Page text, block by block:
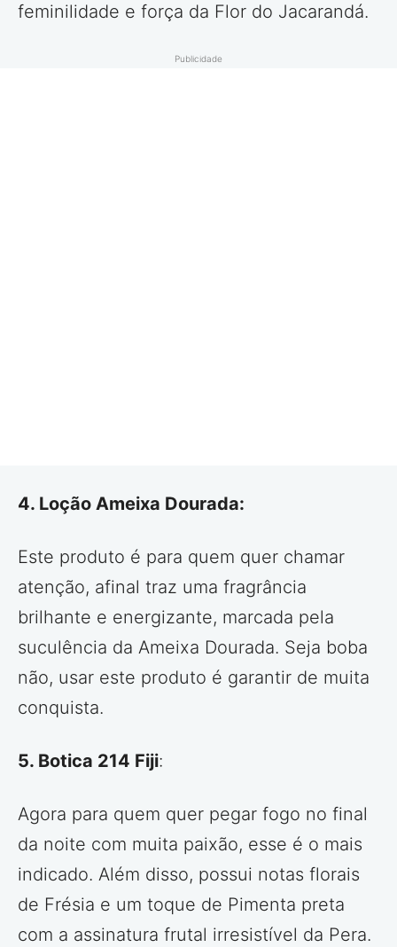
feminilidade e força da Flor do Jacarandá.
Publicidade
4. Loção Ameixa Dourada:
Este produto é para quem quer chamar
atenção, afinal traz uma fragrância
brilhante e energizante, marcada pela
suculência da Ameixa Dourada. Seja boba
não, usar este produto é garantir de muita
conquista.
5. Botica 214 Fiji:
Agora para quem quer pegar fogo no final
da noite com muita paixão, esse é o mais
indicado. Além disso, possui notas florais
de Frésia e um toque de Pimenta preta
com a assinatura frutal irresistível da Pera.